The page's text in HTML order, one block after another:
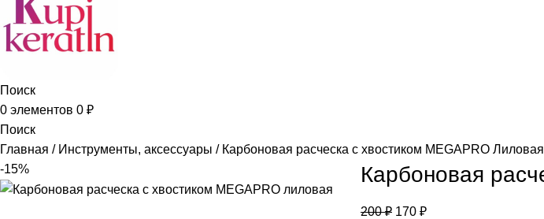
Поиск
0 элементов 0 ₽
Поиск
Главная
Инструменты, аксессуары Карбоновая расческа с хвостиком MEGAPRO Лиловая
-15%
Карбоновая
200₽ 170 ₽